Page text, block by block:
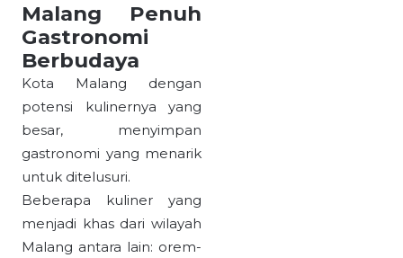
Malang Penuh
Gastronomi
Berbudaya
Kota Malang dengan
potensi kulinernya yang
besar, menyimpan
gastronomi yang menarik
untuk ditelusuri.
Beberapa kuliner yang
menjadi khas dari wilayah
Malang antara lain: orem-